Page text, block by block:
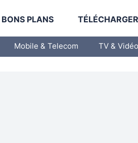
BONS PLANS
Mobile & Telecom TV & Vidéo